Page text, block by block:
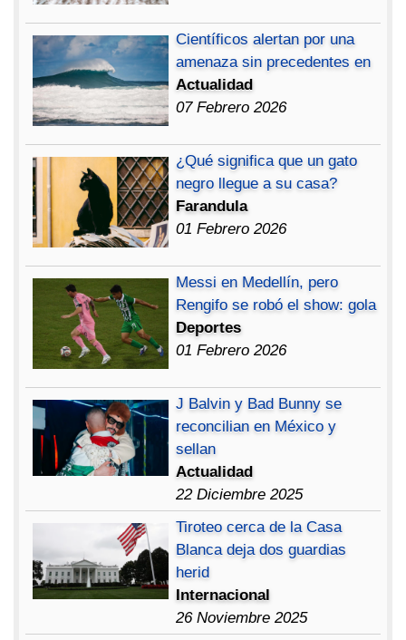
Científicos alertan por una
amenaza sin precedentes en
Actualidad
07 Febrero 2026
¿Qué significa que un gato
negro llegue a su casa?
Farandula
01 Febrero 2026
Messi en Medellín, pero
Rengifo se robó el show: gola
Deportes
01 Febrero 2026
J Balvin y Bad Bunny se
reconcilian en México y
sellan
Actualidad
22 Diciembre 2025
Tiroteo cerca de la Casa
Blanca deja dos guardias
herid
Internacional
26 Noviembre 2025